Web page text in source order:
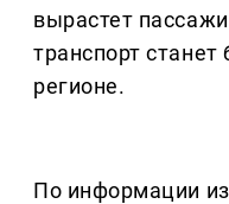
вырастет
транспорт
регионе.
По информации